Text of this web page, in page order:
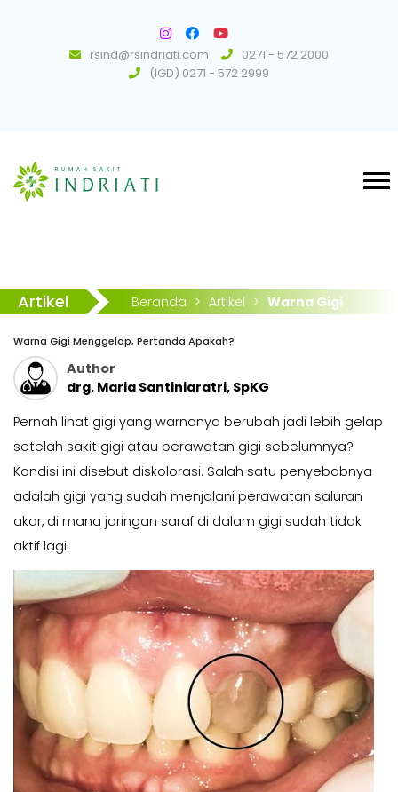
rsind@rsindriati.com
0271 - 572 2000
(IGD) 0271 - 572 2999
Artikel Beranda > Artikel > Warna Gigi
Warna Gigi Menggelap, Pertanda Apakah?
Author
drg. Maria Santiniaratri, SpKG
Pernah lihat gigi yang warnanya berubah jadi lebih gelap
setelah sakit gigi atau perawatan gigi sebelumnya?
Kondisi ini disebut diskolorasi. Salah satu penyebabnya
adalah gigi yang sudah menjalani perawatan saluran
akar, di mana jaringan saraf di dalam gigi sudah tidak
aktif lagi.